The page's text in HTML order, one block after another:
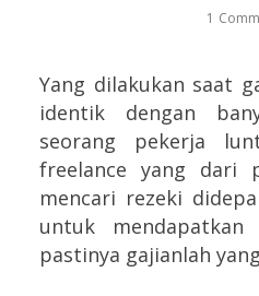
1
Yang dilakukan saat
identik dengan
seorang pekerja
freelance yang dari
mencari rezeki
untuk mendapatkan
pastinya gajianlah